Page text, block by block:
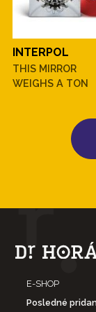
INTERPOL
THIS MIRROR
WEIGHS A TON
E-SHOP
Posledné